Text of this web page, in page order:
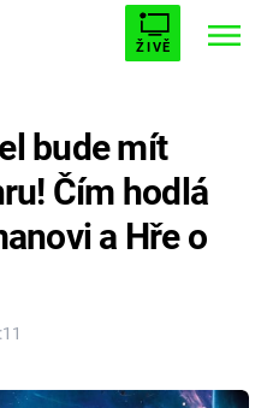
ŽIVĚ
5
bude mít
Čím hodlá
a Hře o